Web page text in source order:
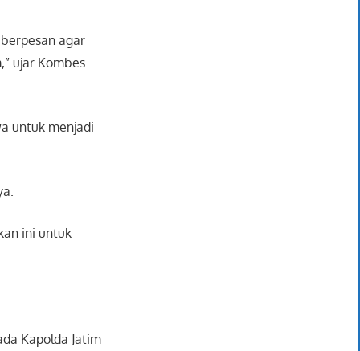
agar
ujar Kombes
untuk menjadi
ini untuk
Kapolda Jatim